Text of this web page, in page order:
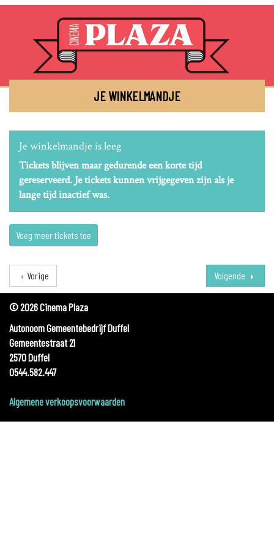
JE WINKELMANDJE
Je winkelmandje is leeg
Tickets blijven maar gedurende een korte tijd
gereserveerd. Je tickets kunnen vrijgegeven zijn als je
lange tijd inactief was.
Voeg meer tickets toe
Vorige Volgende
© 2026 Cinema Plaza
Autonoom Gemeentebedrijf Duffel
Gemeentestraat 21
2570 Duffel
0544.582.447
Algemene verkoopsvoorwaarden